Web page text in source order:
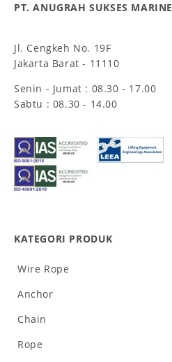
PT. ANUGRAH SUKSES MARINE
Jl. Cengkeh No. 19F
Jakarta Barat - 11110
Senin - Jumat : 08.30 - 17.00
Sabtu : 08.30 - 14.00
KATEGORI PRODUK
Wire Rope
Anchor
Chain
Rope